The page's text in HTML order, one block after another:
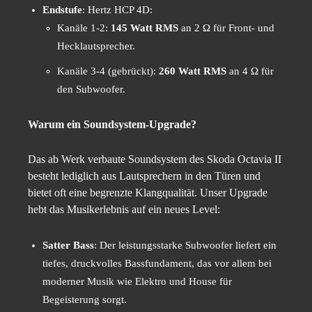
Endstufe: Hertz HCP 4D:
Kanäle 1-2: 145 Watt RMS an 2 Ω für Front- und
Hecklautsprecher.
Kanäle 3-4 (gebrückt): 260 Watt RMS an 4 Ω für
den Subwoofer.
Warum ein Soundsystem-Upgrade?
Das ab Werk verbaute Soundsystem des Skoda Octavia II
besteht lediglich aus Lautsprechern in den Türen und
bietet oft eine begrenzte Klangqualität. Unser Upgrade
hebt das Musikerlebnis auf ein neues Level:
Satter Bass: Der leistungsstarke Subwoofer liefert ein
tiefes, druckvolles Bassfundament, das vor allem bei
moderner Musik wie Elektro und House für
Begeisterung sorgt.